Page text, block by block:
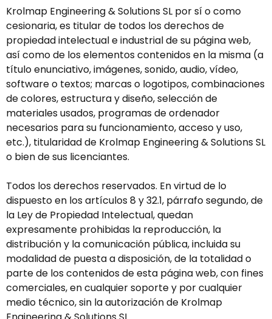
Krolmap Engineering & Solutions SL por sí o como
cesionaria, es titular de todos los derechos de
propiedad intelectual e industrial de su página web,
así como de los elementos contenidos en la misma (a
título enunciativo, imágenes, sonido, audio, vídeo,
software o textos; marcas o logotipos, combinaciones
de colores, estructura y diseño, selección de
materiales usados, programas de ordenador
necesarios para su funcionamiento, acceso y uso,
etc.), titularidad de Krolmap Engineering & Solutions SL
o bien de sus licenciantes.
Todos los derechos reservados. En virtud de lo
dispuesto en los artículos 8 y 32.1, párrafo segundo, de
la Ley de Propiedad Intelectual, quedan
expresamente prohibidas la reproducción, la
distribución y la comunicación pública, incluida su
modalidad de puesta a disposición, de la totalidad o
parte de los contenidos de esta página web, con fines
comerciales, en cualquier soporte y por cualquier
medio técnico, sin la autorización de Krolmap